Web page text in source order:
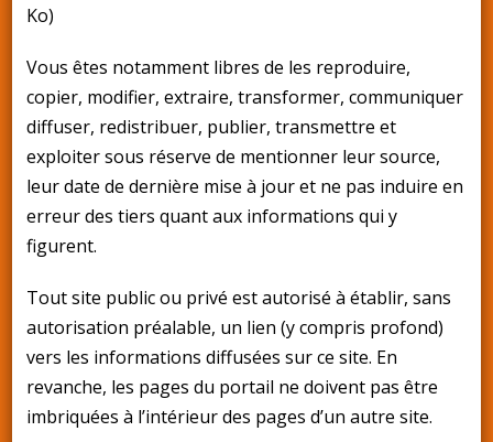
Ko)
Vous êtes notamment libres de les reproduire,
copier, modifier, extraire, transformer, communiquer
diffuser, redistribuer, publier, transmettre et
exploiter sous réserve de mentionner leur source,
leur date de dernière mise à jour et ne pas induire en
erreur des tiers quant aux informations qui y
figurent.
Tout site public ou privé est autorisé à établir, sans
autorisation préalable, un lien (y compris profond)
vers les informations diffusées sur ce site. En
revanche, les pages du portail ne doivent pas être
imbriquées à l’intérieur des pages d’un autre site.